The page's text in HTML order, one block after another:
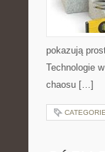
pokazują
Technologie
chaosu […]